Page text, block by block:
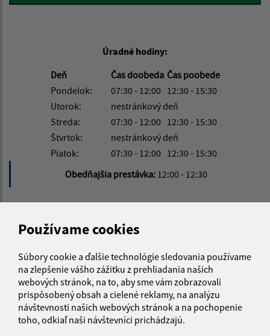
Používame cookies
Súbory cookie a ďalšie technológie sledovania používame
na zlepšenie vášho zážitku z prehliadania našich
webových stránok, na to, aby sme vám zobrazovali
prispôsobený obsah a cielené reklamy, na analýzu
návštevnosti našich webových stránok a na pochopenie
toho, odkiaľ naši návštevníci prichádzajú.
Úradné hodiny:
Deň
Čas doobeda Čas poobede
Pondelok:
07:30 - 12:00 12:30 - 15:30
Utorok:
nestránkový deň
Streda:
07:30 - 12:00 12:30 - 15:30
Štvrtok:
nestránkový deň
Piatok:
07:30 - 12:00 12:30 - 15:30
Obedňajšia prestávka: 12:00 - 12:30
Obecný úrad Malá Domaša
Malá Domaša 106
094 02 Slovenská Kajňa
info@maladomasa.sk
+421 57 488 54 70
IČO: 00332534